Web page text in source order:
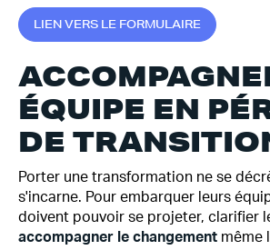
LIENVERS LE FORMULAIRE
ÉQUIPE EN
DE
Porter une transformation ne se
s'incarne. Pour embarquer leurs
doivent pouvoir se projeter, clarifier
accompagner le changement même